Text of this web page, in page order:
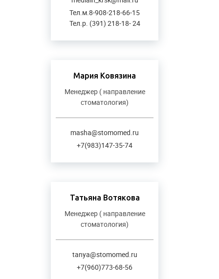
Тел.м.8-908-218-66-15
Тел.р. (391) 218-18- 24
Мария Ковязина
Менеджер ( направление
стоматология)
masha@stomomed.ru
+7(983)147-35-74
Татьяна Вотякова
Менеджер ( направление
стоматология)
tanya@stomomed.ru
+7(960)773-68-56